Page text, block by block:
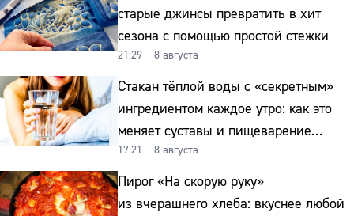
старые джинсы превратить в хит
сезона с помощью простой стежки
21:29 – 8 августа
Стакан тёплой воды с «секретным»
ингредиентом каждое утро: как это
меняет суставы и пищеварение
после 50
17:21 – 8 августа
Пирог «На скорую руку»
из вчерашнего хлеба: вкуснее любой